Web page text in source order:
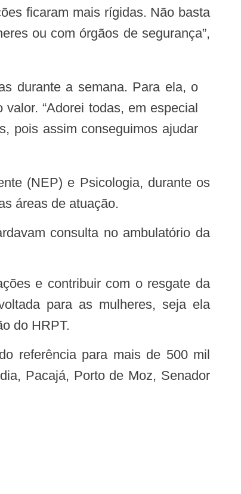
ficaram mais rígidas. Não basta
ou com órgãos de segurança”,
durante a semana. Para ela, o
“Adorei todas, em especial
pois assim conseguimos ajudar
áreas de atuação.
para as mulheres, seja ela
do HRPT.
Pacajá, Porto de Moz, Senador